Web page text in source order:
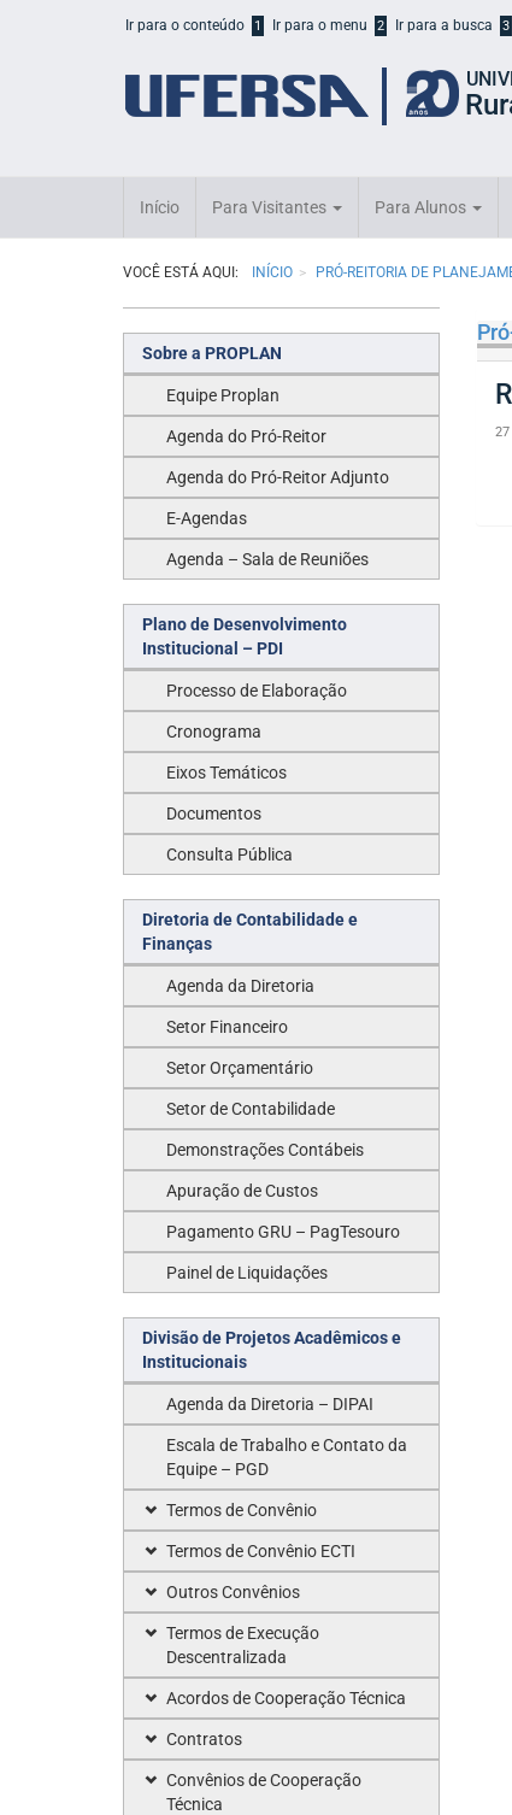
Ir para o conteúdo 1 Ir para o menu 2 Ir para a busca 3
Início Para Visitantes Para Alunos
VOCÊ ESTÁ AQUI: INÍCIO PRÓ-REITORIA DE
Sobre a PROPLAN
Equipe Proplan
Agenda do Pró-Reitor
Agenda do Pró-Reitor Adjunto
E-Agendas
Agenda – Sala de Reuniões
Plano de Desenvolvimento
Institucional – PDI
Processo de Elaboração
Cronograma
Eixos Temáticos
Documentos
Consulta Pública
Diretoria de Contabilidade e
Finanças
Agenda da Diretoria
Setor Financeiro
Setor Orçamentário
Setor de Contabilidade
Demonstrações Contábeis
Apuração de Custos
Pagamento GRU – PagTesouro
Painel de Liquidações
Divisão de Projetos Acadêmicos e
Institucionais
Agenda da Diretoria – DIPAI
Escala de Trabalho e Contato da
Equipe – PGD
Termos de Convênio
Termos de Convênio ECTI
Outros Convênios
Termos de Execução
Descentralizada
Acordos de Cooperação Técnica
Contratos
Convênios de Cooperação
Técnica
27